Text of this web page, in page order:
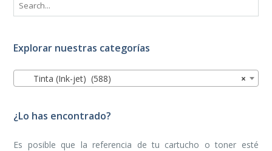
Explorar nuestras categorías
×
Tinta (Ink-jet) (588)
¿Lo has encontrado?
Es posible que la referencia de tu cartucho o toner esté